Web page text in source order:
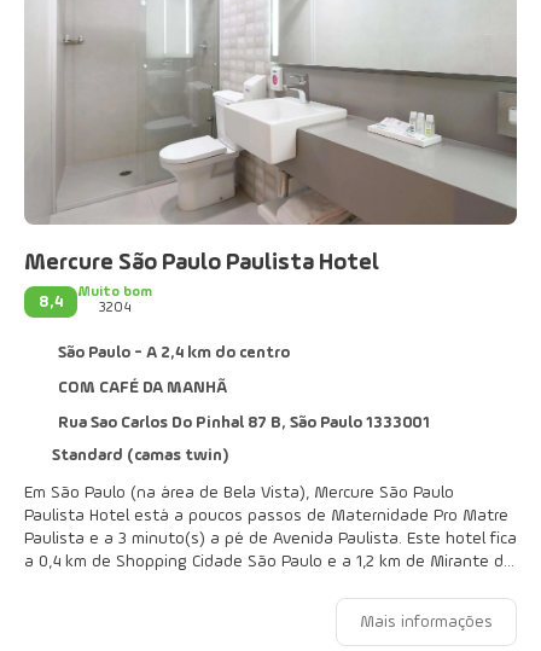
Mercure São Paulo Paulista Hotel
8,4
Muito bom
3204
São Paulo - A 2,4 km do centro
COM CAFÉ DA MANHÃ
Rua Sao Carlos Do Pinhal 87 B, São Paulo 1333001
Standard (camas twin)
Em São Paulo (na área de Bela Vista), Mercure São Paulo
Paulista Hotel está a poucos passos de Maternidade Pro Matre
Paulista e a 3 minuto(s) a pé de Avenida Paulista. Este hotel fica
a 0,4 km de Shopping Cidade São Paulo e a 1,2 km de Mirante do
Desfrute de instalações recreativas, como uma academia e
Mais informações